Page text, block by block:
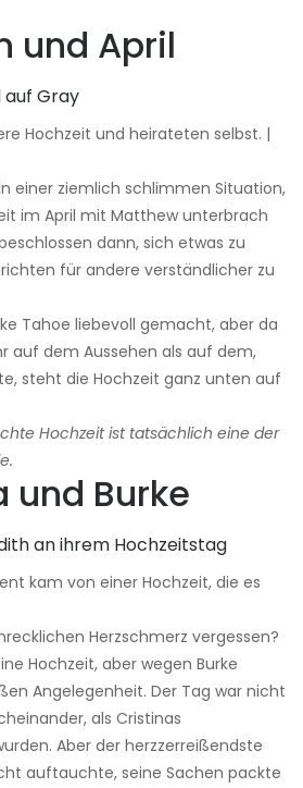
und April
Hochzeit und heirateten selbst. |
einer ziemlich schlimmen Situation,
im April mit Matthew unterbrach
dann, sich etwas zu
für andere verständlicher zu
Tahoe liebevoll gemacht, aber da
auf dem Aussehen als auf dem,
steht die Hochzeit ganz unten auf
Hochzeit ist tatsächlich eine der
und Burke
kam von einer Hochzeit, die es
Herzschmerz vergessen?
Hochzeit, aber wegen Burke
Angelegenheit. Der Tag war nicht
als Cristinas
Aber der herzzerreißendste
auftauchte, seine Sachen packte